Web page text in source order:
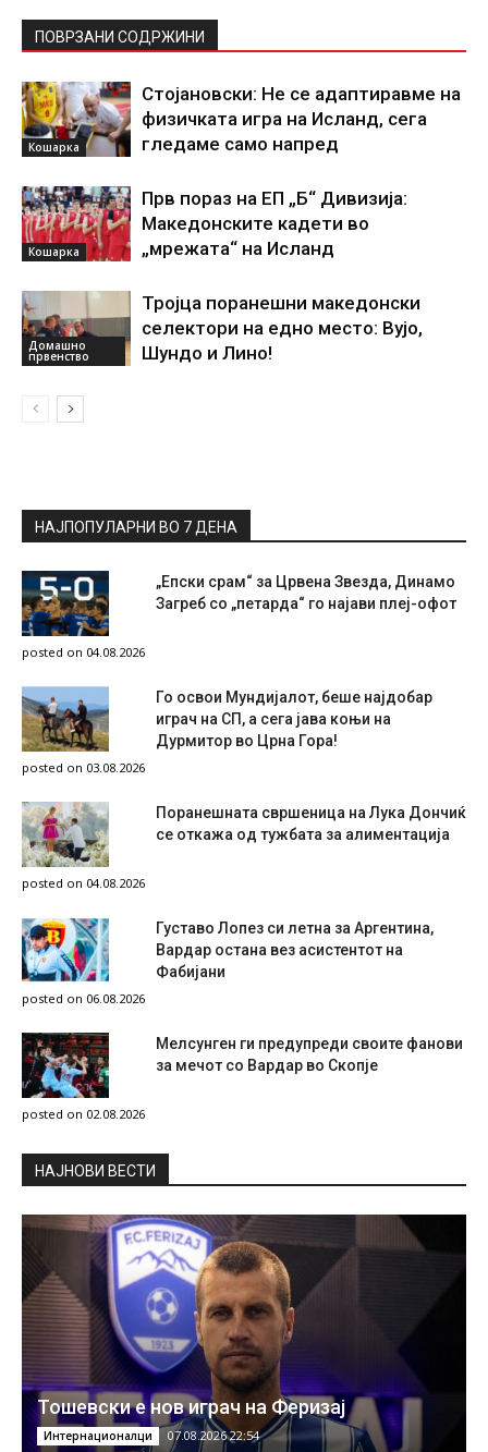
ПОВРЗАНИ СОДРЖИНИ
Кошарка
Стојановски: Не се адаптиравме на
физичката игра на Исланд, сега
гледаме само напред
Кошарка
Прв пораз на ЕП „Б“ Дивизија:
Македонските кадети во
„мрежата“ на Исланд
Домашно
првенство
Тројца поранешни македонски
селектори на едно место: Вујо,
Шундо и Лино!
НАЈПОПУЛАРНИ ВО 7 ДЕНА
„Епски срам“ за Црвена Звезда, Динамо
Загреб со „петарда“ го најави плеј-офот
posted on 04.08.2026
Го освои Мундијалот, беше најдобар
играч на СП, а сега јава коњи на
Дурмитор во Црна Гора!
posted on 03.08.2026
Поранешната свршеница на Лука Дончиќ
се откажа од тужбата за алиментација
posted on 04.08.2026
Густаво Лопез си летна за Аргентина,
Вардар остана вез асистентот на
Фабијани
posted on 06.08.2026
Мелсунген ги предупреди своите фанови
за мечот со Вардар во Скопје
posted on 02.08.2026
НAЈНОВИ ВЕСТИ
Тошевски е нов играч на Феризај
Интернационалци 07.08.2026 22:54